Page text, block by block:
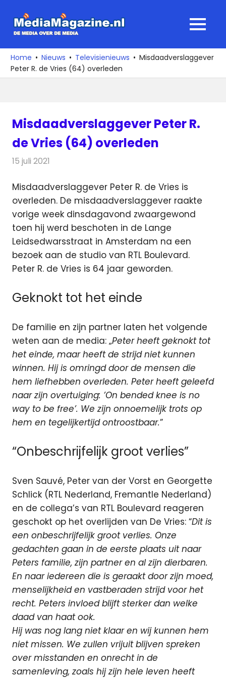
naar
media
over
de
MENU
Home Nieuws Televisienieuws
Misdaadverslaggever
Peter R. de Vries (64) overleden
Misdaadverslaggever Peter R.
de Vries (64) overleden
15 juli 2021
Misdaadverslaggever Peter R. de Vries is
overleden. De misdaadverslaggever raakte
vorige week dinsdagavond zwaargewond
toen hij werd beschoten in de Lange
Leidsedwarsstraat in Amsterdam na een
bezoek aan de studio van RTL Boulevard.
Peter R. de Vries is 64 jaar geworden.
Geknokt tot het einde
De familie en zijn partner laten het volgende
weten aan de media: „Peter heeft geknokt tot
het einde, maar heeft de strijd niet kunnen
winnen. Hij is omringd door de mensen die
hem liefhebben overleden. Peter heeft geleefd
naar zijn overtuiging: ’On bended knee is no
way to be free’. We zijn onnoemelijk trots op
hem en tegelijkertijd ontroostbaar.”
“Onbeschrijfelijk groot verlies”
Sven Sauvé, Peter van der Vorst en Georgette
Schlick (RTL Nederland, Fremantle Nederland)
en de collega’s van RTL Boulevard reageren
geschokt op het overlijden van De Vries: “Dit is
een onbeschrijfelijk groot verlies. Onze
gedachten gaan in de eerste plaats uit naar
Peters familie, zijn partner en al zijn dierbaren.
En naar iedereen die is geraakt door zijn moed,
menselijkheid en vastberaden strijd voor het
recht. Peters invloed blijft sterker dan welke
daad van haat ook.
Hij was nog lang niet klaar en wij kunnen hem
niet missen. We zullen vrijuit blijven spreken
over misstanden en onrecht in de
samenleving, zoals hij zijn hele leven heeft